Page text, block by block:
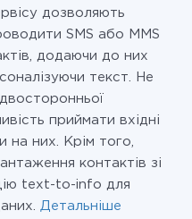
дозволяють
SMS або MMS
додаючи до них
текст. Не
приймати вхідні
на них. Крім того,
контактів зі
text-to-info для
Детальніше